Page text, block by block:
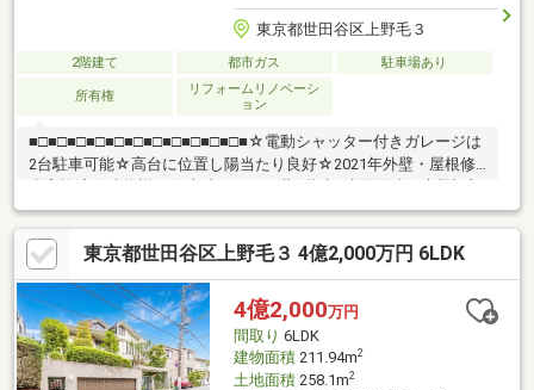
東京都世田谷区上野毛３
2階建て 都市ガス 駐車場あり
所有権
リフォームリノベーシ
ョン
■□■□■□■□■□■□■□■□■□■□■□■☆電動シャッター付きガレージは
2台駐車可能☆高台に位置し陽当たり良好☆2021年外壁・屋根修
繕実施済☆建物詳細☆木造スレート葺2階建※建物面積に未登記部
分約11.59㎡がございます。（2階北西側洋室2部屋、収納部分、
WIC部分）☆交通情報☆東急大井町線「上野毛」駅徒歩4分東急大
井町線、田園都市線「二子玉川」駅徒歩13分☆接道状況☆南西
側 公道 幅員約6.1m 接道約14m☆ご予約・物件詳細のお問合
先☆青山リアルエステート株式会社 電話番号／03-6427-
6801■□■□■□■□■□■□■□■□■□■□■□■
東京都世田谷区上野毛３ 4億2,000万円 6LDK
4億2,000万円
間取り 6LDK
建物面積211.94m2
土地面積258.1m2